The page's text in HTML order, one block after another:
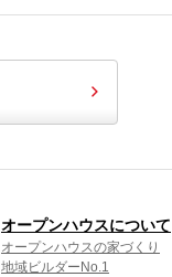
オープンハウスについて
オープンハウスの家づくり
地域ビルダーNo.1